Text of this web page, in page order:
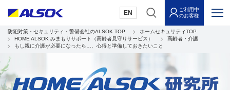
EN
ご利用中
のお客様
防犯対策・セキュリティ・警備会社のALSOK TOP
ホームセキュリティTOP
HOME ALSOK みまもりサポート（高齢者見守りサービス）
高齢者・介護
もし親に介護が必要になったら…、心得と準備しておきたいこと